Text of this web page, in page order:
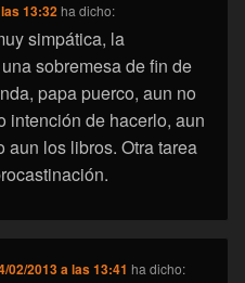
13:32 ha dicho:
simpática, la
sobremesa de fin de
papa puerco, aun no
intención de hacerlo, aun
aun los libros. Otra tarea
02/2013 a las 13:41 ha dicho: